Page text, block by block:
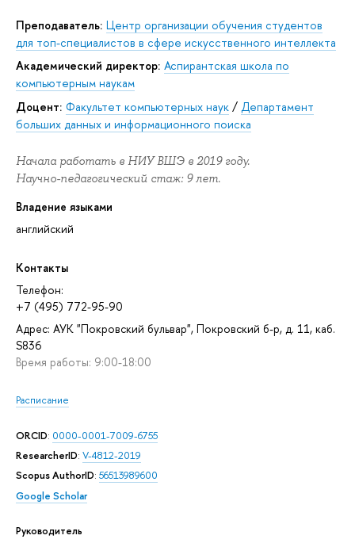
Преподаватель: Центр организации обучения студентов
для топ-специалистов в сфере искусственного интеллекта
академический директор: Аспирантская школа по
компьютерным наукам
Доцент: Факультет компьютерных наук / Департамент
больших данных и информационного поиска
Начала работать в НИУ ВШЭ в 2019 году.
Научно-педагогический стаж: 9 лет.
Владение языками
английский
Контакты
Телефон:
+7 (495) 772-95-90
Адрес: АУК "Покровский бульвар", Покровский б-р, д. 11, каб.
S836
Время работы: 9:00-18:00
Расписание
ORCID: 0000-0001-7009-6755
ResearcherID: V-4812-2019
Scopus AuthorID: 56513989600
Google Scholar
Руководитель